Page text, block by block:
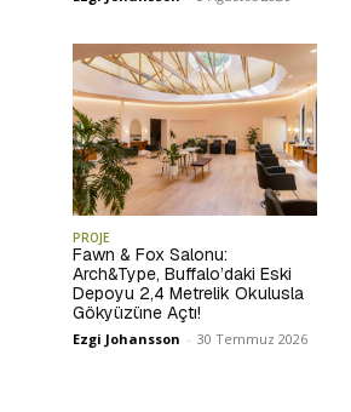
PROJE
Fawn & Fox Salonu:
Arch&Type, Buffalo’daki Eski
Depoyu 2,4 Metrelik Okulusla
Gökyüzüne Açtı!
Ezgi Johansson - 30 Temmuz 2026